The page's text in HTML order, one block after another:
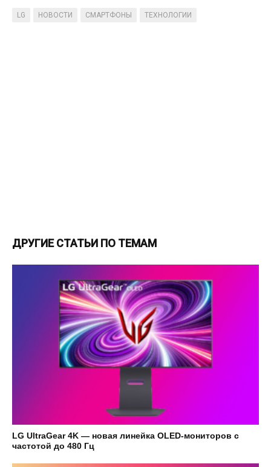
LG НОВОСТИ СМАРТФОНЫ ТЕХНОЛОГИИ
ДРУГИЕ СТАТЬИ ПО ТЕМАМ
LG UltraGear 4K — новая линейка OLED-мониторов с
частотой до 480 Гц